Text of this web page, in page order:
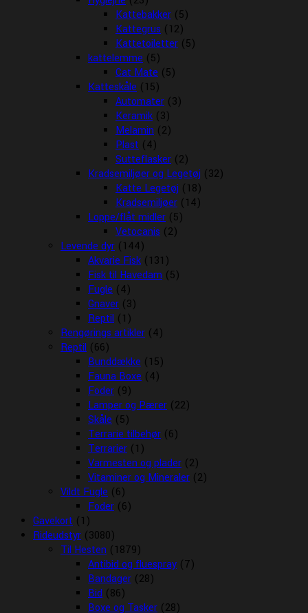
Kattebakker (5)
Kattegrus (12)
Kattetoiletter (5)
kattelemme (5)
Cat Mate (5)
Katteskåle (15)
Automater (3)
Keramik (3)
Melamin (2)
Plast (4)
Sutteflasker (2)
Kradsemiljøer og Legetøj (32)
Katte Legetøj (18)
Kradsemiljøer (14)
Loppe/flåt midler (5)
Vetocanis (2)
Levende dyr (144)
Akvarie Fisk (131)
Fisk til Havedam (5)
Fugle (4)
Gnaver (3)
Reptil (1)
Rengørings artikler (4)
Reptil (66)
Bunddække (15)
Fauna Boxe (4)
Foder (9)
Lamper og Pærer (22)
Skåle (5)
Terrarie tilbehør (6)
Terrarier (1)
Varmesten og plader (2)
Vitaminer og Mineraler (2)
Vildt Fugle (6)
Foder (6)
Gavekort (1)
Rideudstyr (3080)
Til Hesten (1879)
Antibid og fluespray (7)
Bandager (28)
Bid (86)
Boxe og Tasker (28)